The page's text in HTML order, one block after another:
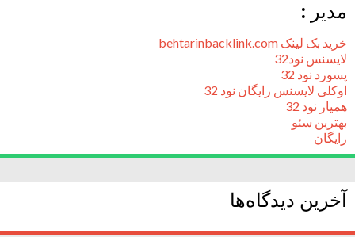
مدیر :
خرید بک لینک behtarinbacklink.com
لایسنس نود32
پسورد نود 32
اوکلی لایسنس رایگان نود 32
همیار نود 32
بهترین سئو
رایگان
آخرین دیدگاه‌ها